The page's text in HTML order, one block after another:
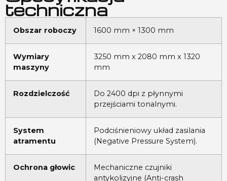
techniczna
Obszar roboczy 1600 mm × 1300 mm
Wymiary
maszyny
3250 mm x 2080 mm x 1320
mm
Rozdzielczość
Do 2400 dpi z płynnymi
przejściami tonalnymi.
System
atramentu
Podciśnieniowy układ zasilania
(Negative Pressure System).
Ochrona głowic
Mechaniczne czujniki
antykolizyjne (Anti-crash